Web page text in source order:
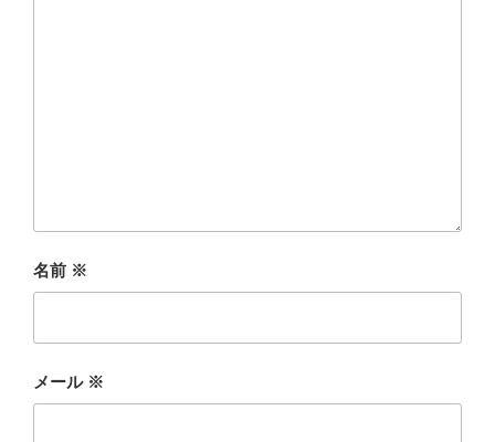
名前 ※
メール ※